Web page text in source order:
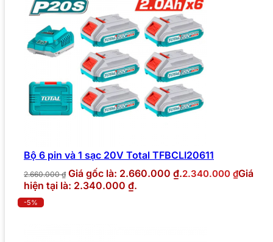
Bộ 6 pin và 1 sạc 20V Total TFBCLI20611
2.660.000₫ Giá gốc là: 2.660.000 ₫.2.340.000 ₫Giá
hiện tại là: 2.340.000 ₫.
-5%